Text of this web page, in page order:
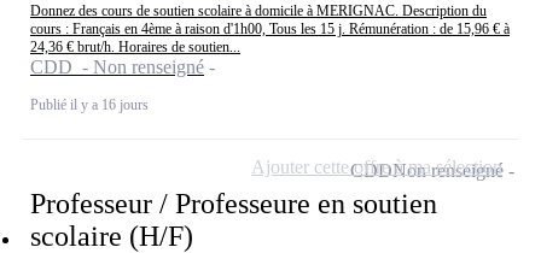
Donnez des cours de soutien scolaire à domicile à MERIGNAC. Description du
cours : Français en 4ème à raison d'1h00, Tous les 15 j. Rémunération : de 15,96 € à
24,36 € brut/h. Horaires de soutien...
CDD - Non renseigné
Publié il y a 16 jours
Professeur / Professeure en soutien
scolaire (H/F)
CDDNon renseigné
Ajouter cette offre à ma sélection